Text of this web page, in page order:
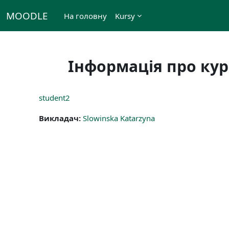
MOODLE На головну Kursy
Інформація про
student2
Викладач: Slowinska Katarzyna